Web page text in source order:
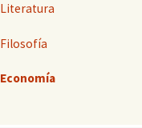
Literatura
Filosofía
Economía